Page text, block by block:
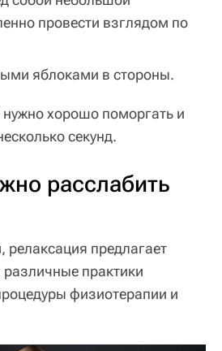
провести взглядом по
яблоками в стороны.
хорошо поморгать и
секунд.
расслабить
предлагает
практики
физиотерапии и